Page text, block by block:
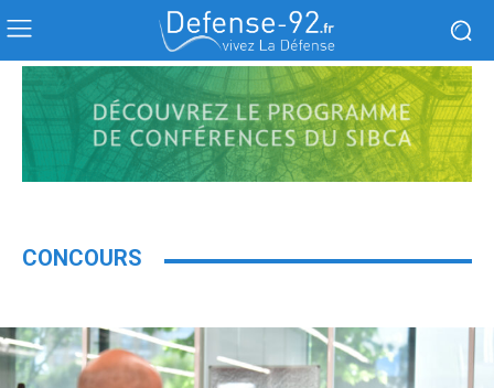
CONCOURS